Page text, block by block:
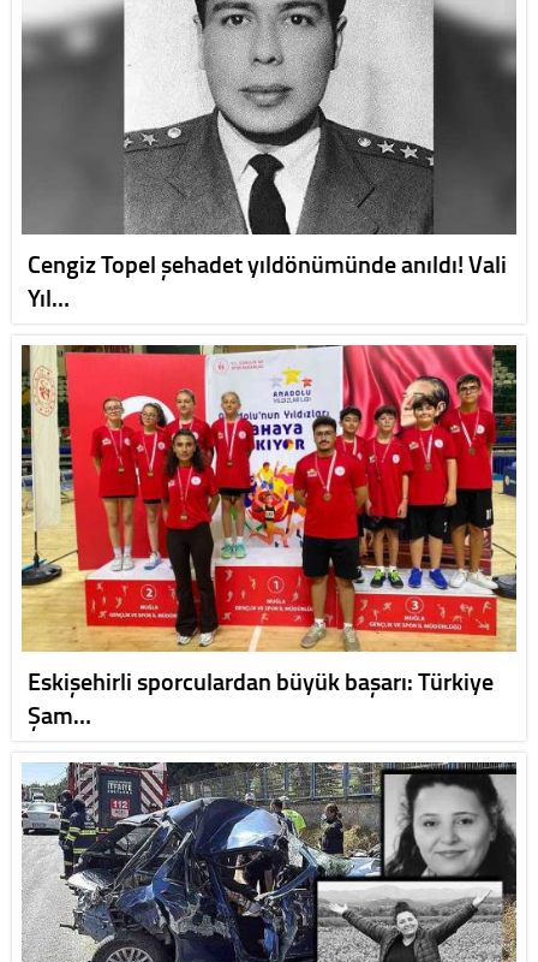
Cengiz Topel şehadet yıldönümünde anıldı! Vali
Yıl…
Eskişehirli sporculardan büyük başarı: Türkiye
Şam…